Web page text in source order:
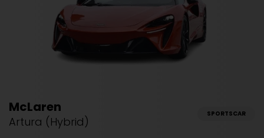
McLaren
Artura (Hybrid)
SPORTSCAR